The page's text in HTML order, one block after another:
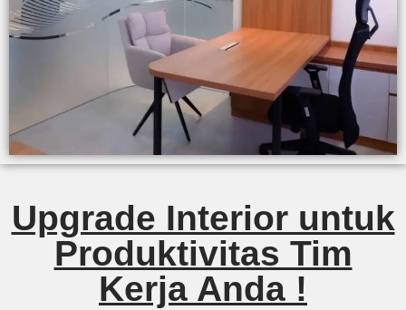
Upgrade Interior untuk
Produktivitas Tim
Kerja Anda !